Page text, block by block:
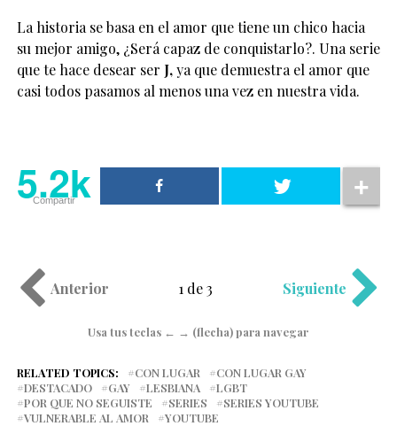
La historia se basa en el amor que tiene un chico hacia
su mejor amigo, ¿Será capaz de conquistarlo?. Una serie
que te hace desear ser J,ya que demuestra el amor que
casi todos pasamos al menos una vez en nuestra vida.
5.2k
Compartir
Anterior 1 de 3 Siguiente
Usa tus teclas ← → (flecha) para navegar
RELATED TOPICS: CON LUGAR
CON LUGAR GAY
DESTACADO
GAY LESBIANA
LGBT
POR QUE NO SEGUISTE
SERIES
SERIES YOUTUBE
VULNERABLE AL AMOR
YOUTUBE